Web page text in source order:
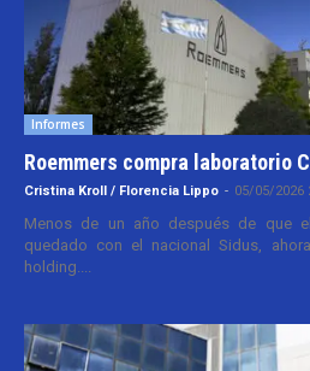
Informes
Roemmers compra laboratorio
Cristina Kroll / Florencia Lippo - 05/05/2026
Menos de un año después de que
quedado con el nacional Sidus,
holding....